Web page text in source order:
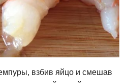
взбив яйцо и смешав